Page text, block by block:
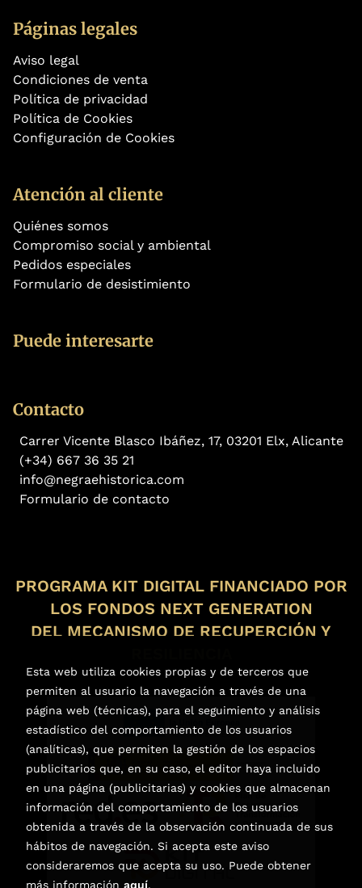
Páginas legales
Aviso legal
Condiciones de venta
Política de privacidad
Política de Cookies
Configuración de Cookies
Atención al cliente
Quiénes somos
Compromiso social y ambiental
Pedidos especiales
Formulario de desistimiento
Puede interesarte
Contacto
Carrer Vicente Blasco Ibáñez, 17, 03201 Elx, Alicante
(+34) 667 36 35 21
info@negraehistorica.com
Formulario de contacto
PROGRAMA KIT DIGITAL FINANCIADO POR
LOS FONDOS NEXT GENERATION
DEL MECANISMO DE RECUPERCIÓN Y
Esta web utiliza cookies propias y de terceros que
permiten al usuario la navegación a través de una
página web (técnicas), para el seguimiento y análisis
estadístico del comportamiento de los usuarios
(analíticas), que permiten la gestión de los espacios
publicitarios que, en su caso, el editor haya incluido
en una página (publicitarias) y cookies que almacenan
información del comportamiento de los usuarios
obtenida a través de la observación continuada de sus
hábitos de navegación. Si acepta este aviso
consideraremos que acepta su uso. Puede obtener
más información aquí.